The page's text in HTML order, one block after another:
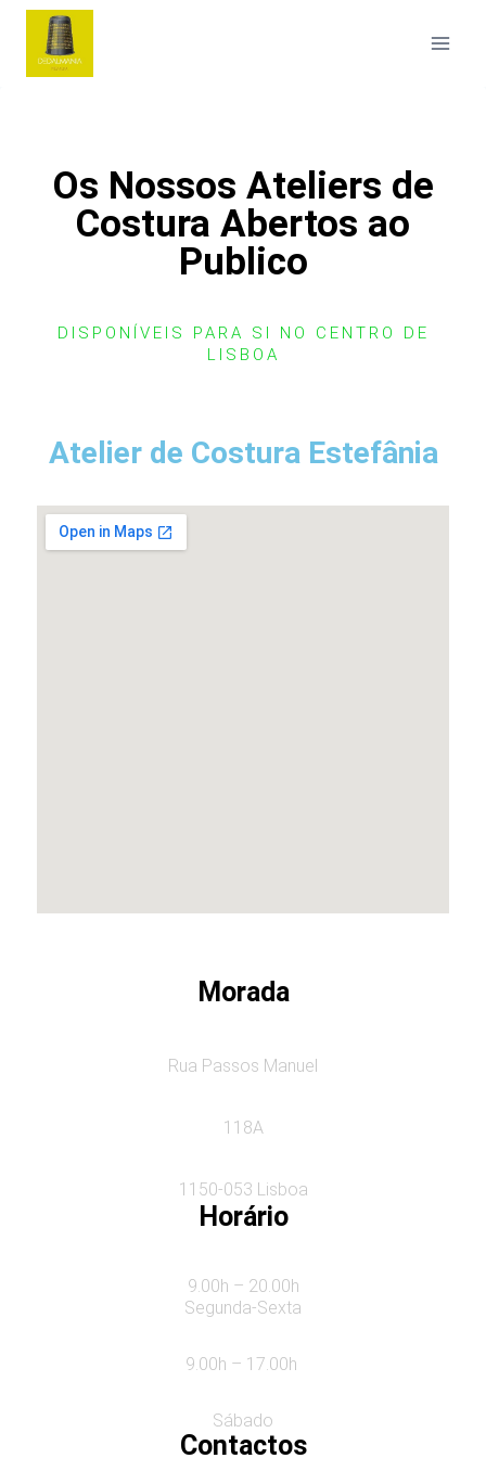
Os Nossos Ateliers de
Costura Abertos ao
Publico
DISPONÍVEIS PARA SI NO CENTRO DE
LISBOA
Atelier de Costura Estefânia
Morada
Rua Passos Manuel
118A
1150-053 Lisboa
Horário
9.00h – 20.00h
Segunda-Sexta
9.00h – 17.00h
Sábado
Contactos